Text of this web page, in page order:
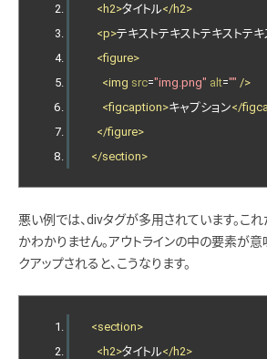
<h2>タイトル</h2>
<p>テキストテキストテキストテキ
<figure>
<img src="img.png" alt="" />
<figcaption>キャプション</
</figure>
</section>
悪い例では、divタグが多用されています。こ
かわかりません。アウトラインの中の要素が
クアップされると、こうなります。
<section>
<h2>タイトル</h2>